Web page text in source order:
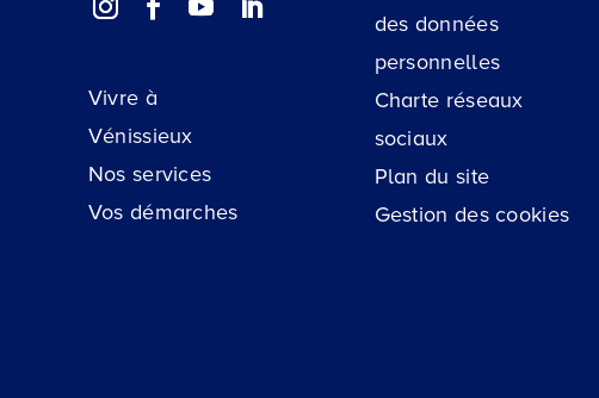
Vivre à
Vénissieux
Nos services
Vos démarches
des données
personnelles
Charte réseaux
sociaux
Plan du site
Gestion des cookies